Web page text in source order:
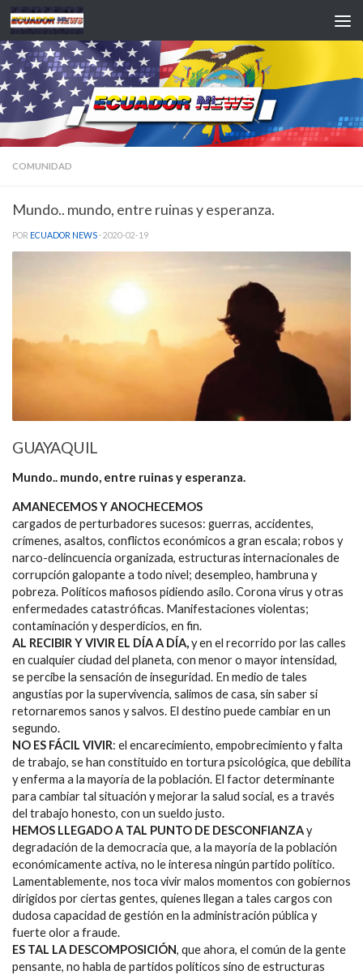
Saltar al contenido
COMUNIDAD
Mundo.. mundo, entre ruinas y esperanza.
POR ECUADOR NEWS · 2020-02-19
GUAYAQUIL
Mundo.. mundo, entre ruinas y esperanza.
AMANECEMOS Y ANOCHECEMOS
cargados de perturbadores sucesos: guerras, accidentes,
crímenes, asaltos, conflictos económicos a gran escala; robos y
narco-delincuencia organizada, estructuras internacionales de
corrupción galopante a todo nivel; desempleo, hambruna y
pobreza. Políticos mafiosos pidiendo asilo. Corona virus y otras
enfermedades catastróficas. Manifestaciones violentas;
contaminación y desperdicios, en fin.
AL RECIBIR Y VIVIR EL DÍA A DÍA,y en el recorrido por las calles
en cualquier ciudad del planeta, con menor o mayor intensidad,
se percibe la sensación de inseguridad. En medio de tales
angustias por la supervivencia, salimos de casa, sin saber si
retornaremos sanos y salvos. El destino puede cambiar en un
segundo.
NO ES FÁCIL VIVIR: el encarecimiento, empobrecimiento y falta
de trabajo, se han constituido en tortura psicológica, que debilita
y enferma a la mayoría de la población. El factor determinante
para cambiar tal situación y mejorar la salud social, es a través
del trabajo honesto, con un sueldo justo.
HEMOS LLEGADO A TAL PUNTO DE DESCONFIANZAy
degradación de la democracia que, a la mayoría de la población
económicamente activa, no le interesa ningún partido político.
Lamentablemente, nos toca vivir malos momentos con gobiernos
dirigidos por ciertas gentes, quienes llegan a tales cargos con
dudosa capacidad de gestión en la administración pública y
fuerte olor a fraude.
ES TAL LA DESCOMPOSICIÓN, que ahora, el común de la gente
pensante, no habla de partidos políticos sino de estructuras